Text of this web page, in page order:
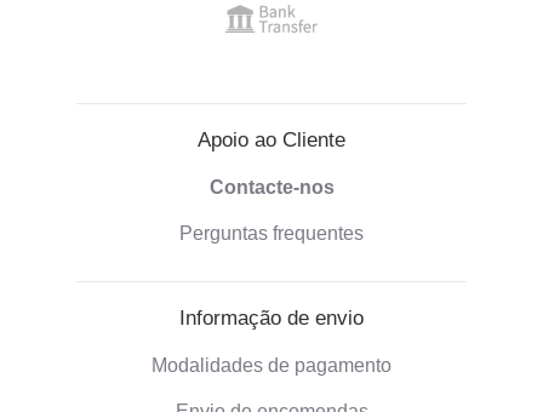
Apoio ao Cliente
Contacte-nos
Perguntas frequentes
Informação de envio
Modalidades de pagamento